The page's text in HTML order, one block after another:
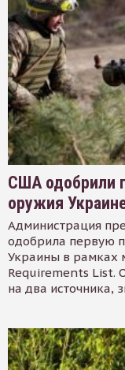
США одобрили
оружия
Администрация
одобрила первую
Украины в рамках
Requirements List.
на два источника,